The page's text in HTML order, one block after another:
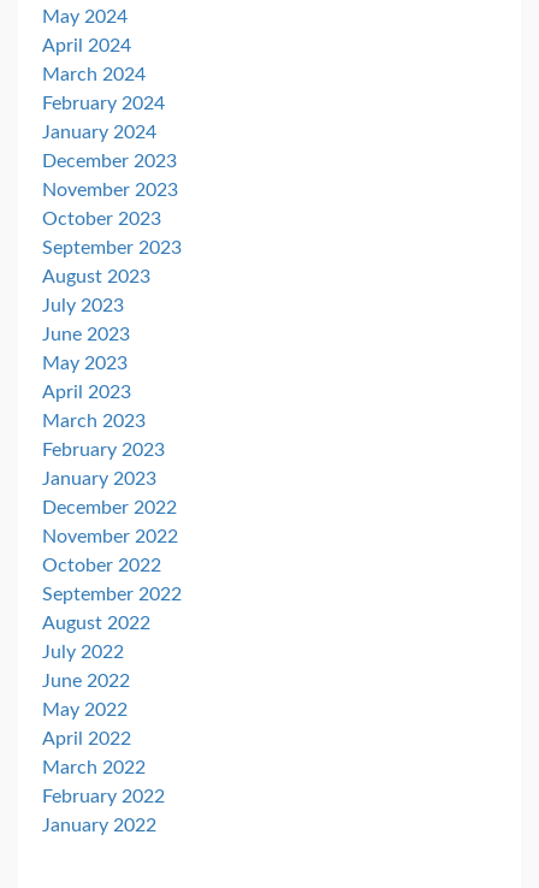
May 2024
April 2024
March 2024
February 2024
January 2024
December 2023
November 2023
October 2023
September 2023
August 2023
July 2023
June 2023
May 2023
April 2023
March 2023
February 2023
January 2023
December 2022
November 2022
October 2022
September 2022
August 2022
July 2022
June 2022
May 2022
April 2022
March 2022
February 2022
January 2022